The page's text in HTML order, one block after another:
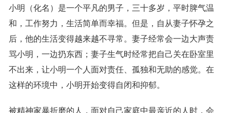
小明（化名）是一个平凡的男子，三十多岁，平时脾气温
和，工作努力，生活简单而幸福。但是，自从妻子怀孕之
后，他的生活变得越来越不寻常。妻子经常会一边大声责
骂小明，一边扔东西；妻子生气时经常把自己关在卧室里
不出来，让小明一个人面对责任、孤独和无助的感觉。在
这样的环境中，小明开始变得自闭和抑郁。
被精神家暴折磨的人，面对自己家庭中最亲近的人时，会